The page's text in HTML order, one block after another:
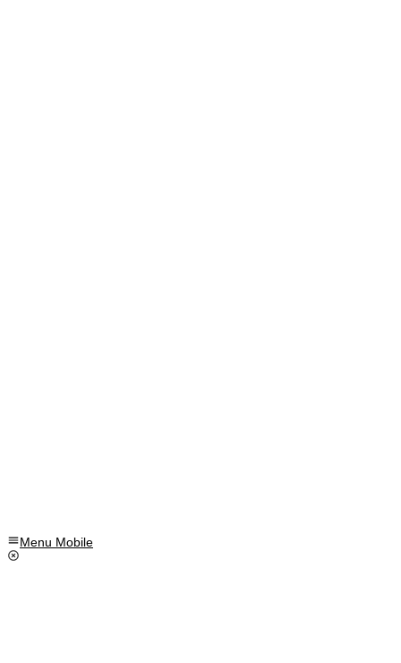
Menu Mobile